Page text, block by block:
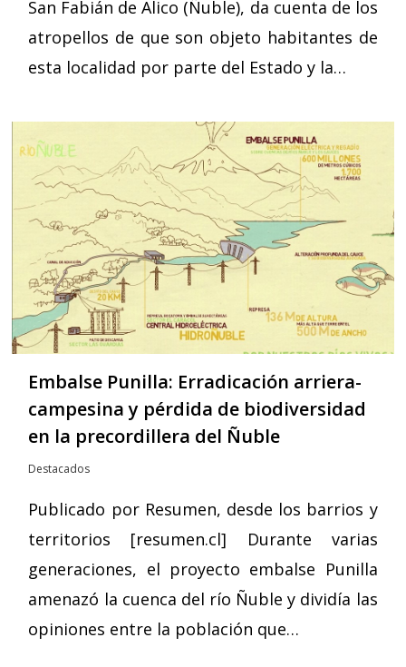
San Fabián de Alico (Ñuble), da cuenta de los
atropellos de que son objeto habitantes de
esta localidad por parte del Estado y la…
Embalse Punilla: Erradicación arriera-
campesina y pérdida de biodiversidad
en la precordillera del Ñuble
Destacados
Publicado por Resumen, desde los barrios y
territorios [resumen.cl] Durante varias
generaciones, el proyecto embalse Punilla
amenazó la cuenca del río Ñuble y dividía las
opiniones entre la población que…